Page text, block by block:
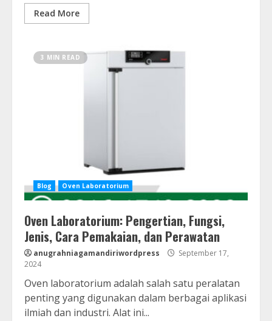
Read More
3 MIN READ
Blog Oven Laboratorium
Oven Laboratorium: Pengertian, Fungsi,
Jenis, Cara Pemakaian, dan Perawatan
anugrahniagamandiriwordpress
September 17,
2024
Oven laboratorium adalah salah satu peralatan
penting yang digunakan dalam berbagai aplikasi
ilmiah dan industri. Alat ini...